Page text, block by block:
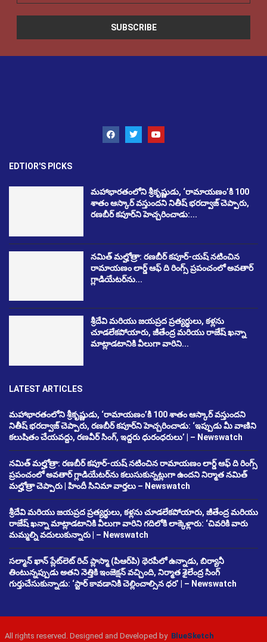
EDTIOR'S PICKS
మహాభారతంలోని శ్రీకృష్ణుడు, ‘రామాయణం’కి 100
శాతం ఆస్కార్ వస్తుందని నితీష్ భరద్వాజ్ చెప్పారు,
రణబీర్ కపూర్‌ని హెచ్చరించాడు:...
నమిత్ మల్హోత్రా: రణబీర్ కపూర్-యష్ నటించిన
రామాయణం లార్డ్ ఆఫ్ ది రింగ్స్ ప్రపంచంలో అవతార్
గ్లాడియేటర్‌ను...
శ్రీదేవి మరియు జయప్రద ప్రత్యర్థులు, కళ్లను
చూడలేకపోయారు, జీతేంద్ర మరియు రాజేష్ ఖన్నా
మాట్లాడటానికి వీలుగా వారిని...
LATEST ARTICLES
మహాభారతంలోని శ్రీకృష్ణుడు, ‘రామాయణం’కి 100 శాతం ఆస్కార్ వస్తుందని
నితీష్ భరద్వాజ్ చెప్పారు, రణబీర్ కపూర్‌ని హెచ్చరించాడు: ‘ఇప్పుడు మీ వాణిని
కలుషితం చేయవద్దు, రణవీర్ సింగ్, ఇద్దరు ధురంధరులు’ | – Newswatch
నమిత్ మల్హోత్రా: రణబీర్ కపూర్-యష్ నటించిన రామాయణం లార్డ్ ఆఫ్ ది రింగ్స్
ప్రపంచంలో అవతార్ గ్లాడియేటర్‌ను కలుసుకున్నట్లుగా ఉందని నిర్మాత నమిత్
మల్హోత్రా చెప్పారు | హిందీ సినిమా వార్తలు – Newswatch
శ్రీదేవి మరియు జయప్రద ప్రత్యర్థులు, కళ్లను చూడలేకపోయారు, జీతేంద్ర మరియు
రాజేష్ ఖన్నా మాట్లాడటానికి వీలుగా వారిని గదిలోకి లాక్కెళ్లారు: ‘చివరికి వారు
మమ్మల్ని వదులుకున్నారు | – Newswatch
సల్మాన్ ఖాన్ ప్లేట్‌లెట్ రిచ్ ప్లాస్మా (పిఆర్‌పి) థెరపీలో ఉన్నాడు, బిర్యానీ
తింటున్నప్పుడు అతని నెత్తికి ఇంజెక్షన్ వచ్చింది, నిర్మాత శైలేంద్ర సింగ్
గుర్తుచేసుకున్నాడు: ‘స్టార్ కావడానికి చెల్లించాల్సిన ధర’ | – Newswatch
All rights reserved. Designed and Developed by BlueSketch